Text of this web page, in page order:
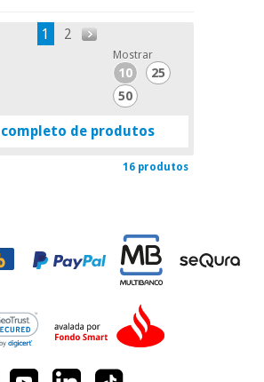
1 2
Mostrar
10
25
50
de produtos
16 produtos